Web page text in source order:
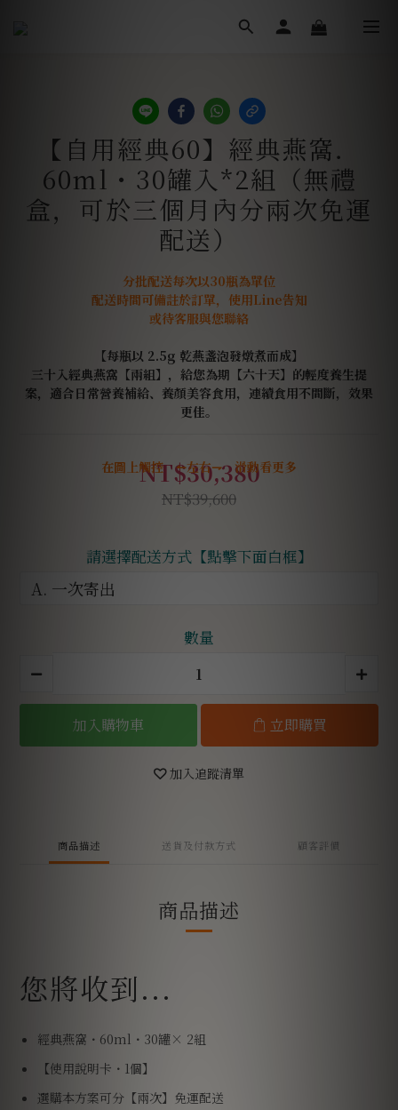
【自用經典60】經典燕窩．
60ml・30罐入*2組（無禮
盒，可於三個月內分兩次免運
配送）
分批配送每次以30瓶為單位
配送時間可備註於訂單，使用Line告知
或待客服與您聯絡
【每瓶以 2.5g 乾燕盞泡發燉煮而成】
三十入經典燕窩【兩組】，給您為期【六十天】的輕度養生提
案，適合日常營養補給、養顏美容食用，連續食用不間斷，效果
更佳。
NT$30,380
NT$39,600
請選擇配送方式【點擊下面白框】
數量
加入購物車 立即購買
加入追蹤清單
商品描述 送貨及付款方式 顧客評價
商品描述
您將收到...
經典燕窩・60ml・30罐× 2組
【使用說明卡・1個】
選購本方案可分【兩次】免運配送
在圖上觸控 ↼左右⇁ 滑動看更多